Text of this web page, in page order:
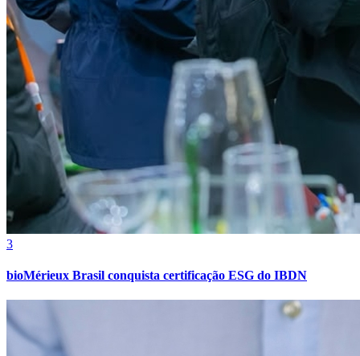
Atlético-MG
3
bioMérieux Brasil conquista certificação ESG do IBDN